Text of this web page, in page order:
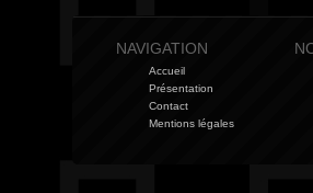
NAVIGATION
Accueil
Présentation
Contact
Mentions légales